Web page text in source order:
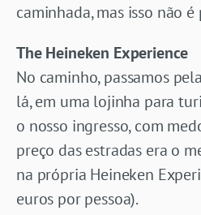
caminhada, mas isso não
The Heineken Experience
No caminho, passamos
lá, em uma lojinha para
o nosso ingresso, com
preço das estradas era o
na própria Heineken
euros por pessoa).